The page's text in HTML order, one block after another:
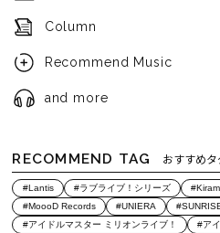
Column
Recommend Music
and more
RECOMMEND TAG おすすめタ
#Lantis #ラブライブ！シリーズ
#MoooD Records
#UNIERA
#アイドルマスター ミリオンライブ！
#ア